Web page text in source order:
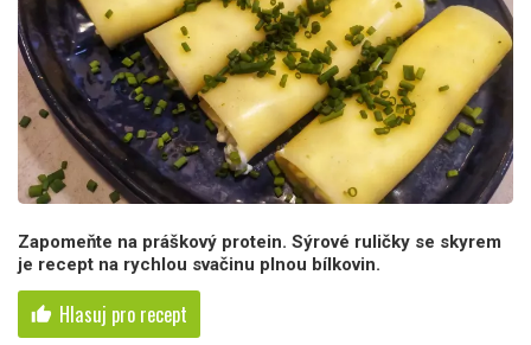
Zapomeňte na práškový protein. Sýrové ruličky se skyrem
je recept na rychlou svačinu plnou bílkovin.
thumb_up Hlasuj pro recept